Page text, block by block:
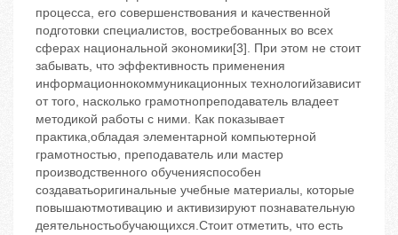
процесса, его совершенствования и качественной
подготовки специалистов, востребованных во всех
сферах национальной экономики[3]. При этом не стоит
забывать, что эффективность применения
информационнокоммуникационных технологийзависит
от того, насколько грамотнопреподаватель владеет
методикой работы с ними. Как показывает
практика,обладая элементарной компьютерной
грамотностью, преподаватель или мастер
производственного обученияспособен
создаватьоригинальные учебные материалы, которые
повышаютмотивацию и активизируют познавательную
деятельностьобучающихся.Стоит отметить, что есть